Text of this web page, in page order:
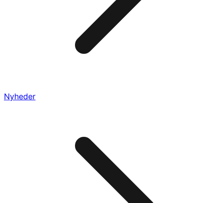
Nyheder